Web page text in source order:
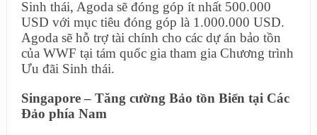
Sinh thái, Agoda sẽ đóng góp ít nhất 500.000
USD với mục tiêu đóng góp là 1.000.000 USD.
Agoda sẽ hỗ trợ tài chính cho các dự án bảo tồn
của WWF tại tám quốc gia tham gia Chương trình
Ưu đãi Sinh thái.
Singapore – Tăng cường Bảo tồn Biển tại Các
Đảo phía Nam